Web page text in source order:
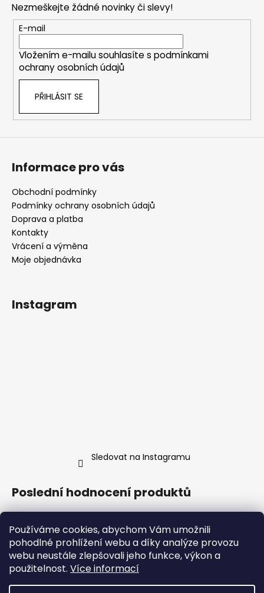
Používáme cookies, abychom Vám umožnili
pohodlné prohlížení webu a díky analýze provozu
webu neustále zlepšovali jeho funkce, výkon a
použitelnost. Více informací
Nezmeškejte žádné novinky či slevy!
E-mail
Vložením e-mailu souhlasíte s podmínkami
ochrany osobních údajů
PŘIHLÁSIT SE
Informace pro vás
Obchodní podmínky
Podmínky ochrany osobních údajů
Doprava a platba
Kontakty
Vrácení a výměna
Moje objednávka
Instagram
Sledovat na Instagramu
Poslední hodnocení produktů
Hodnocení produktu je 5 z 5 hvězdiček.
| Anna Trnková
Ve skutečnosti je hrneček ještě krásnější, než tady na těch
fotkách. Konečně kus porcelánu, který mě reprezentuje líp